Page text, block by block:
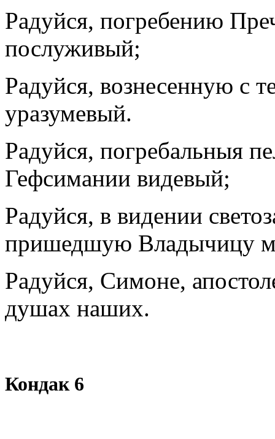
Радуйся, погребению
послуживый;
Радуйся, вознесенную с
уразумевый.
Радуйся, погребальныя
Гефсимании видевый;
Радуйся, в видении
пришедшую Владычицу
Радуйся, Симоне,
душах наших.
Кондак 6